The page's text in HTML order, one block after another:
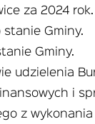
za 2024 rok.
Gminy.
Gminy.
udzielenia
i
z